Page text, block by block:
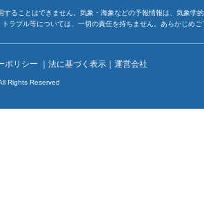
することはできません。気象・海象などの予報情報は、気象
ラブル等については、一切の責任を持ちません。あらかじめ
ポリシー ｜ 法に基づく表示 ｜ 運営会社
Rights Reserved